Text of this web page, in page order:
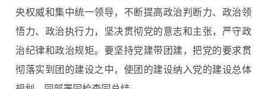
央权威和集中统一领导，不断提高政治判断力、政治领
悟力、政治执行力，坚决贯彻党的意志和主张，严守政
治纪律和政治规矩。要坚持党建带团建，把党的要求贯
彻落实到团的建设之中，使团的建设纳入党的建设总体